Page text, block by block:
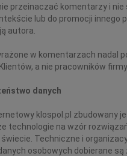
przeinaczać komentarzy i
lub do promocji innego
autora.
w komentarzach nadal
a nie pracowników firmy
danych
klospol.pl zbudowany
technologie na wzór
świecie. Techniczne i
osobowych dobierane są